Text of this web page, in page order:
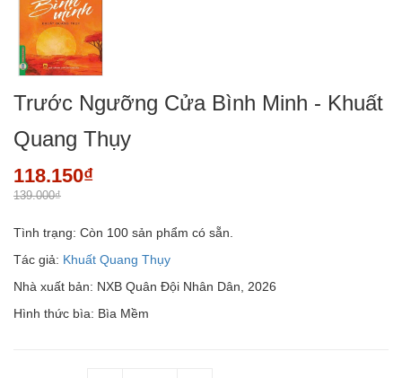
Trước Ngưỡng Cửa Bình Minh - Khuất
Quang Thụy
118.150₫
139.000₫
Tình trạng: Còn 100 sản phẩm có sẵn.
Tác giả: Khuất Quang Thụy
Nhà xuất bản: NXB Quân Đội Nhân Dân, 2026
Hình thức bìa: Bìa Mềm